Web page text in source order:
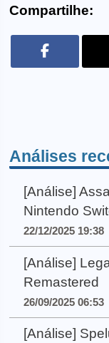
Compartilhe:
Análises
[Análise]
Nintendo
22/12/2025 19:38
[Análise]
Remastered
26/09/2025 06:53
[Análise]